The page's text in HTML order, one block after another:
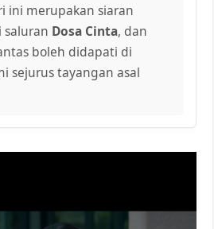
ini merupakan siaran
saluran Dosa Cinta, dan
boleh didapati di
sejurus tayangan asal